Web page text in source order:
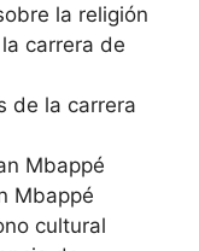
la religión
carrera de
de la carrera
Mbappé
Mbappé
cultural